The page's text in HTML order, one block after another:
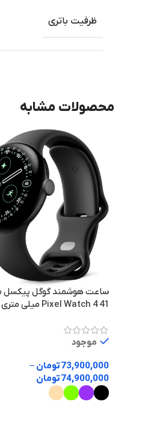
ظرفیت باتری
محصولات مشابه
ساعت هوشمند گوگل پیکسل
Pixel Watch 4 41 میلی متری
موجود
73,900,000تومان–
74,900,000تومان